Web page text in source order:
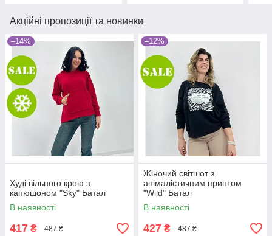
Акційні пропозиції та новинки
–14%
Худі вільного крою з
капюшоном "Sky" Батал
В наявності
417 ₴ 487 ₴
–12%
Жіночий світшот з
анімалістичним принтом
"Wild" Батал
В наявності
427 ₴ 487 ₴